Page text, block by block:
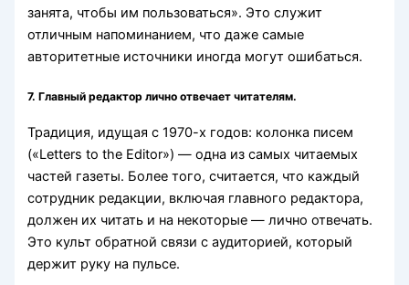
занята, чтобы им пользоваться». Это служит
отличным напоминанием, что даже самые
авторитетные источники иногда могут ошибаться.
7.Главный редактор лично отвечает читателям.
Традиция, идущая с 1970-х годов: колонка писем
(«Letters to the Editor») — одна из самых читаемых
частей газеты. Более того, считается, что каждый
сотрудник редакции, включая главного редактора,
должен их читать и на некоторые — лично отвечать.
Это культ обратной связи с аудиторией, который
держит руку на пульсе.